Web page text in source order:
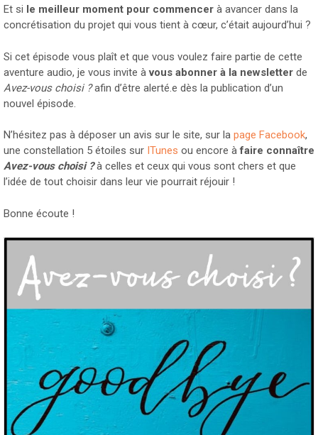
Et si le meilleur moment pour commencer à avancer dans la
concrétisation du projet qui vous tient à cœur, c’était aujourd’hui ?
Si cet épisode vous plaît et que vous voulez faire partie de cette
aventure audio, je vous invite àvous abonner à la newsletter de
Avez-vous choisi ?afin d’être alerté.e dès la publication d’un
nouvel épisode.
N’hésitez pas à déposer un avis sur le site, sur la page Facebook,
une constellation 5 étoiles sur ITunes ou encore àfaire connaître
Avez-vous choisi ?à celles et ceux qui vous sont chers et que
l’idée de tout choisir dans leur vie pourrait réjouir !
Bonne écoute !